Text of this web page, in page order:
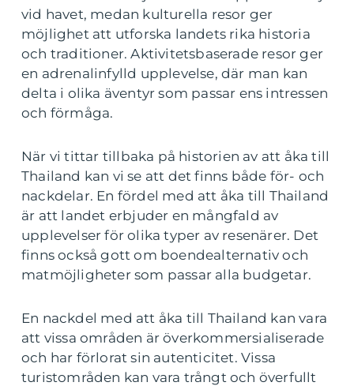
vid havet, medan kulturella resor ger
möjlighet att utforska landets rika historia
och traditioner. Aktivitetsbaserade resor ger
en adrenalinfylld upplevelse, där man kan
delta i olika äventyr som passar ens intressen
och förmåga.
När vi tittar tillbaka på historien av att åka till
Thailand kan vi se att det finns både för- och
nackdelar. En fördel med att åka till Thailand
är att landet erbjuder en mångfald av
upplevelser för olika typer av resenärer. Det
finns också gott om boendealternativ och
matmöjligheter som passar alla budgetar.
En nackdel med att åka till Thailand kan vara
att vissa områden är överkommersialiserade
och har förlorat sin autenticitet. Vissa
turistområden kan vara trångt och överfullt